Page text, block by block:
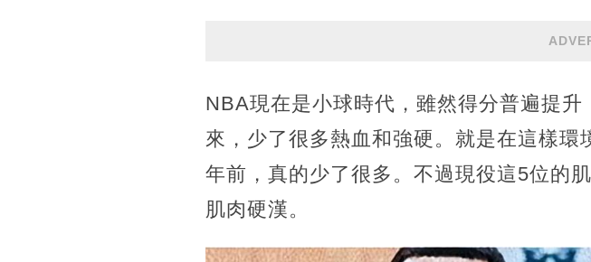
NBA現在是小球時代，雖然得分普遍提
來，少了很多熱血和強硬。就是在這樣
年前，真的少了很多。不過現役這5位的
肌肉硬漢。